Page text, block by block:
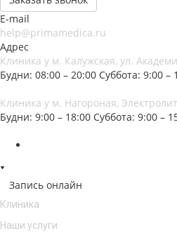
E-mail
help@primamedica.ru
Адрес
Клиника у м. Калужская, ул.
Будни: 08:00 – 20:00 Суббота: 9:00 –
Клиника у м. Нагороная,
Будни: 9:00 – 18:00 Суббота: 9:00 –
Запись онлайн
Клиника
Наши услуги